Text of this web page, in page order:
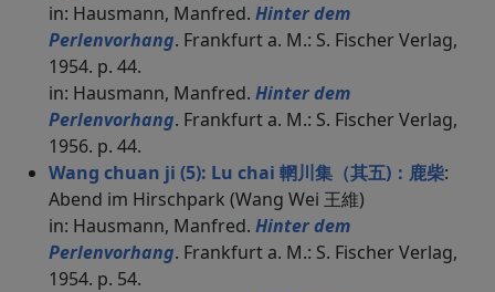
in: Hausmann, Manfred. Hinter dem
Perlenvorhang. Frankfurt a. M.: S. Fischer Verlag,
1954. p. 44.
in: Hausmann, Manfred. Hinter dem
Perlenvorhang. Frankfurt a. M.: S. Fischer Verlag,
1956. p. 44.
Wang chuan ji (5): Lu chai 輞川集（其五)：鹿柴:
Abend im Hirschpark (Wang Wei 王維)
in: Hausmann, Manfred. Hinter dem
Perlenvorhang. Frankfurt a. M.: S. Fischer Verlag,
1954. p. 54.